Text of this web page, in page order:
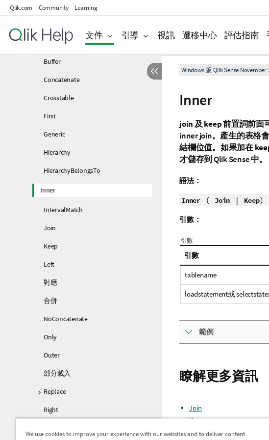
Qlik.com Community Learning
文件 引導 視訊 遷移中心 評估指南
指令碼控制陳述式
指令碼前置詞
Add
Buffer
Concatenate
Crosstable
First
Generic
Hierarchy
HierarchyBelongsTo
Inner
IntervalMatch
Join
Keep
Left
對應
合併
NoConcatenate
Only
Outer
部分載入
Replace
Right
Windows 版 Qlik Sense November
Inner
join及keep前置詞前面
inner join。產生的表格
結欄位值。如果加在
才儲存到 Qlik Sense中。
語法：
Inner( Join | Keep)
引數：
引數
引數
tablename
loadstatement或
範例
瞭解更多資訊
Join
Keep
Outer
We use cookies to improve your experience with our websites and to deliver content